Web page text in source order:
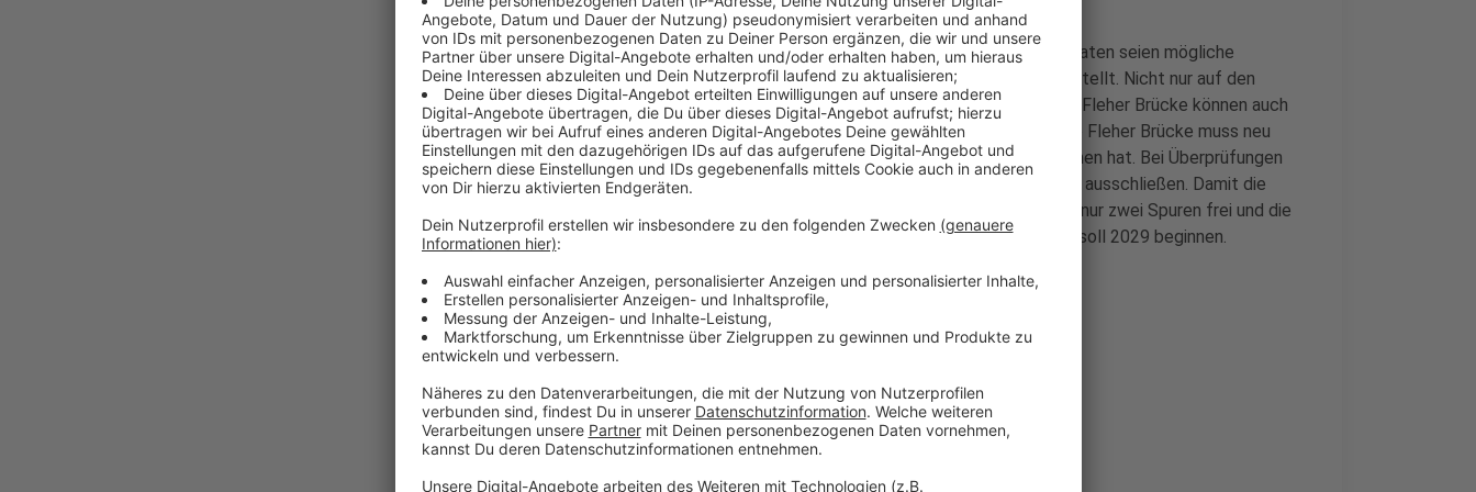
Beide Infoveranstaltungen starten um 18 Uhr. In den letzten Monaten seien mögliche
Bauvarianten geprüft worden, die Ergebnisse werden jetzt vorgestellt. Nicht nur auf den
beiden Infoveranstaltungen, sondern auch online. Im Projektatlas Fleher Brücke können auch
Fragen gestellt werden. Der Link steht auf ad.de/nachrichten. Die Fleher Brücke muss neu
gebaut werden, weil die Belastung seit des Baus stark zugenommen hat. Bei Überprüfungen
wurden Bauwerkschäden gefunden, die eine Sanierung der Brücke ausschließen. Damit die
Brücke aktuell sicher benutzt werden kann, sind in jeder Richtung nur zwei Spuren frei und die
Brücke wird regelmäßig überprüft. Der Neubau der Fleher Brücke soll 2029 beginnen.
Anzeige
Weitere Infos und Links zum Thema:
Anzeige